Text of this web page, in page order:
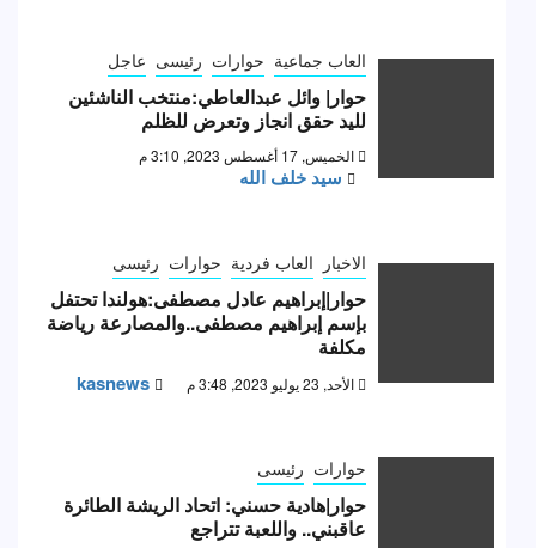
العاب جماعية حوارات رئيسى عاجل
حوار| وائل عبدالعاطي:منتخب الناشئين
لليد حقق انجاز وتعرض للظلم
الخميس, 17 أغسطس 2023, 3:10 م
سيد خلف الله
الاخبار العاب فردية حوارات رئيسى
حوار|إبراهيم عادل مصطفى:هولندا تحتفل
بإسم إبراهيم مصطفى..والمصارعة رياضة
مكلفة
الأحد, 23 يوليو 2023, 3:48 م kasnews
حوارات رئيسى
حوار|هادية حسني: اتحاد الريشة الطائرة
عاقبني.. واللعبة تتراجع